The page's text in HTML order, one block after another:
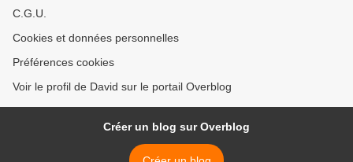
C.G.U.
Cookies et données personnelles
Préférences cookies
Voir le profil de David sur le portail Overblog
Créer un blog sur Overblog